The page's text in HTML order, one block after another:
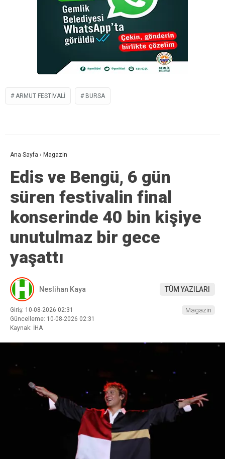
ARMUT FESTIVALI BURSA
Ana Sayfa › Magazin
Edis ve Bengü, 6 gün
süren festivalin final
konserinde 40 bin kişiye
unutulmaz bir gece
yaşattı
Neslihan Kaya TÜM YAZILARI
Giriş: 10-08-2026 02:31
Güncelleme: 10-08-2026 02:31
Kaynak: İHA
Magazin